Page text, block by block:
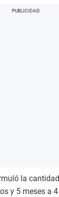
la
y 5 meses a